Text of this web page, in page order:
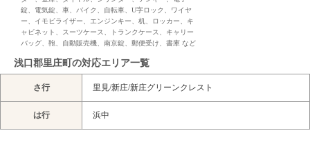
錠、電気錠、車、バイク、自転車、U字ロック、ワイヤ
ー、イモビライザー、エンジンキー、机、ロッカー、キ
ャビネット、スーツケース、トランクケース、キャリー
バッグ、鞄、自動販売機、南京錠、郵便受け、書庫 など
浅口郡里庄町の対応エリア一覧
さ行 里見/新庄/新庄グリーンクレスト
は行 浜中